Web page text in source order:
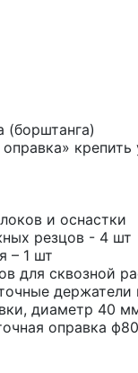
(борштанга)
и оснастки
резцов - 4 шт
– 1 шт
для сквозной
держатели
диаметр 40
оправка